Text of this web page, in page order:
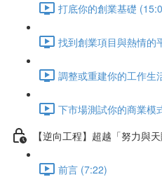
打底你的創業基礎
找到創業項目與熱情的
調整或重建你的工作生
下市場測試你的商業模
【逆向工程】超越「努力與
前言 (7:22)